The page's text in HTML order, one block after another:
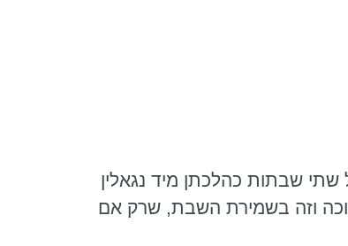
שבתות כהלכתן מיד נגאלין
וזה בשמירת השבת, שרק אם